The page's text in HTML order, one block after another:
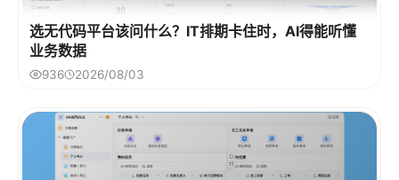
选无代码平台该问什么？IT排期卡住时，AI得能听懂
业务数据
936 2026/08/03